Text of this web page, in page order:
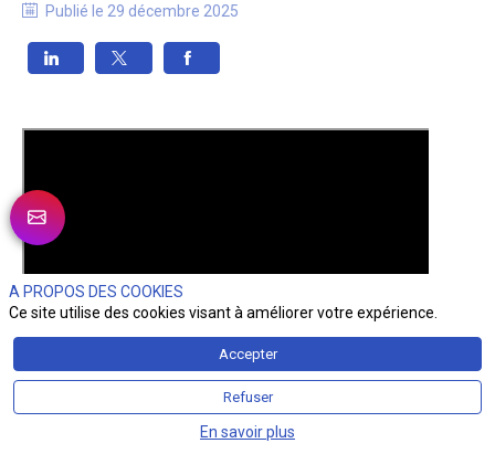
Publié le 29 décembre 2025
A PROPOS DES COOKIES
Ce site utilise des cookies visant à améliorer votre expérience.
Accepter
Refuser
En savoir plus